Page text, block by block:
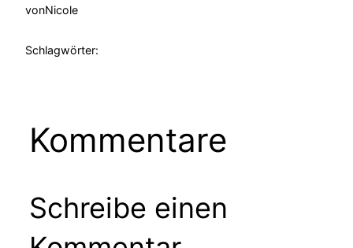
vonNicole
Schlagwörter:
Kommentare
Schreibe einen